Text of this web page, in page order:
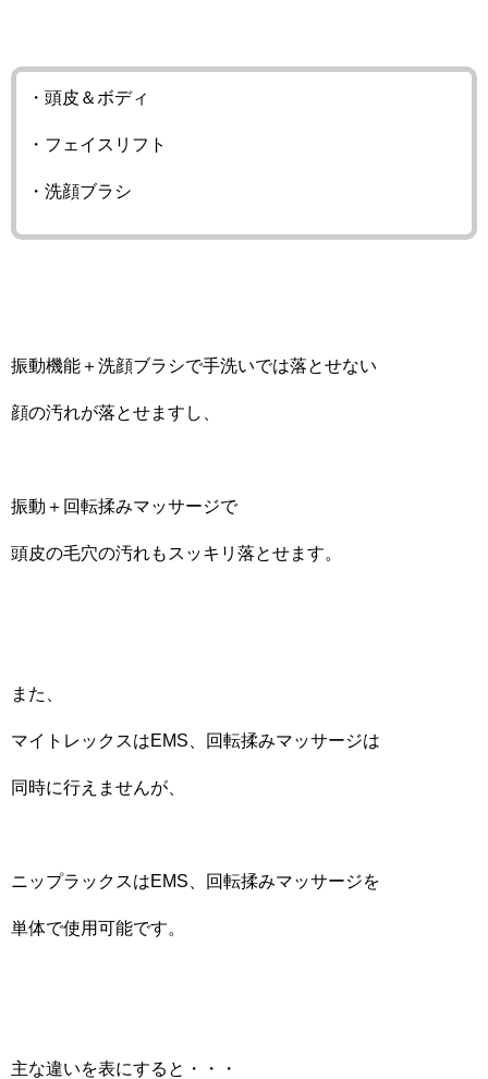
・頭皮＆ボディ
・フェイスリフト
・洗顔ブラシ
振動機能＋洗顔ブラシで手洗いでは落とせない
顔の汚れが落とせますし、
振動＋回転揉みマッサージで
頭皮の毛穴の汚れもスッキリ落とせます。
また、
マイトレックスはEMS、回転揉みマッサージは
同時に行えませんが、
ニップラックスはEMS、回転揉みマッサージを
単体で使用可能です。
主な違いを表にすると・・・